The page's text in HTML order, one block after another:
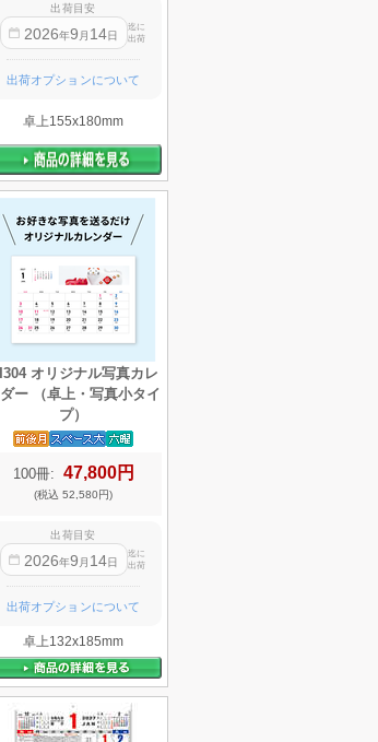
出荷目安
2026年9 月 14日
迄に
出荷
出荷オプションについて
卓上155x180mm
オリジナル写真カレ
ー （卓上・写真小タイ
プ）
100冊: 47,800円
(税込 52,580円)
出荷目安
2026年9 月 14日
迄に
出荷
出荷オプションについて
卓上132x185mm